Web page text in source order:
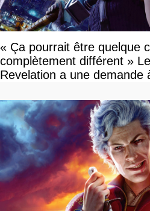
« Ça pourrait être quelque
complètement différent »
Revelation a une demande